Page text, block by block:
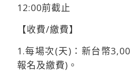
12:00前截止
【收費/繳費】
1.每場次(天)：新台幣
報名及繳費)。